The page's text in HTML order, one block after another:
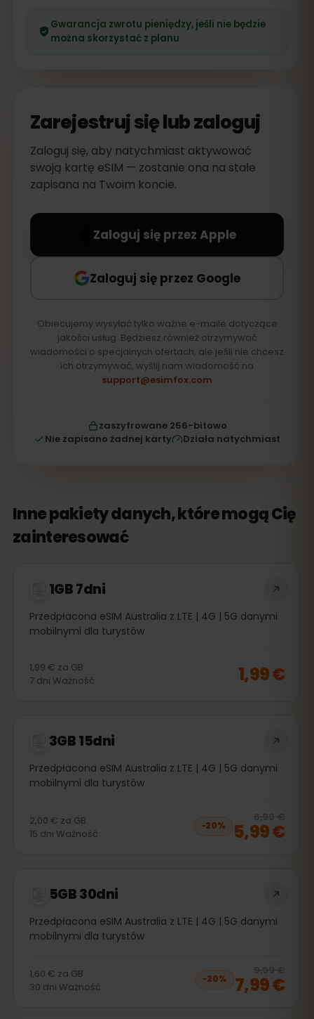
Gwarancja zwrotu pieniędzy, jeśli nie będzie
można skorzystać z planu
Zarejestruj się lub zaloguj
Zaloguj się, aby natychmiast aktywować
swoją kartę eSIM — zostanie ona na stałe
zapisana na Twoim koncie.
Zaloguj się przez Apple
Zaloguj się przez Google
Obiecujemy wysyłać tylko ważne e-maile dotyczące
jakości usług. Będziesz również otrzymywać
wiadomości o specjalnych ofertach, ale jeśli nie chcesz
ich otrzymywać, wyślij nam wiadomość na
support@esimfox.com
zaszyfrowane 256-bitowo
Nie zapisano żadnej karty
Działa natychmiast
Inne pakiety danych, które mogą Cię
zainteresować
1GB 7dni
Przedpłacona eSIM Australia z LTE | 4G | 5G danymi
mobilnymi dla turystów
1,99 € za GB
7 dni Ważność 1,99 €
3GB 15dni
Przedpłacona eSIM Australia z LTE | 4G | 5G danymi
mobilnymi dla turystów
2,00 € za GB
15 dni Ważność
−20%
6,99 €
5,99 €
5GB 30dni
Przedpłacona eSIM Australia z LTE | 4G | 5G danymi
mobilnymi dla turystów
1,60 € za GB
30 dni Ważność
−20%
9,99 €
7,99 €